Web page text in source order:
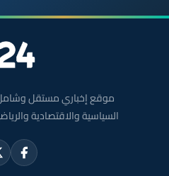
موقع إخباري مستقل وشامل.
السياسية والاقتصادية